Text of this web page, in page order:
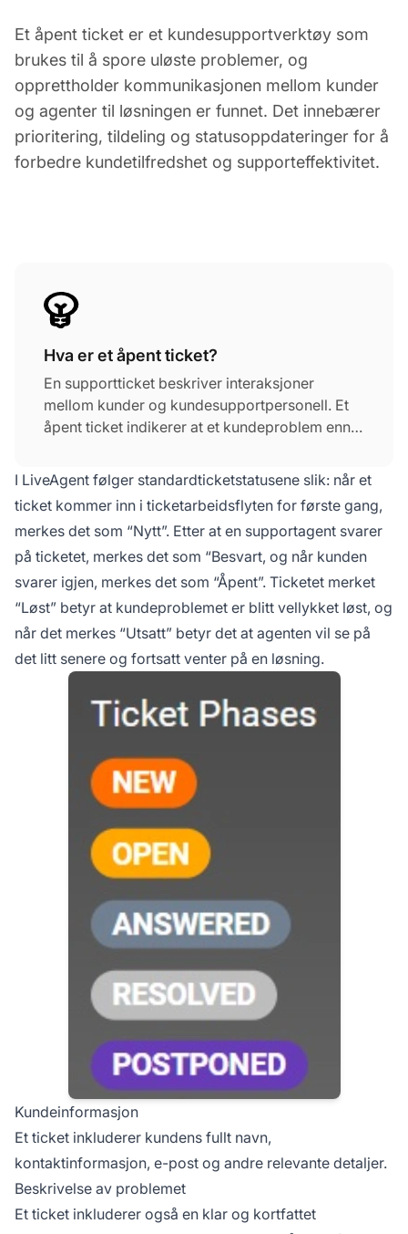
Et åpent ticket er et kundesupportverktøy som
brukes til å spore uløste problemer, og
opprettholder kommunikasjonen mellom kunder
og agenter til løsningen er funnet. Det innebærer
prioritering, tildeling og statusoppdateringer for å
forbedre kundetilfredshet og supporteffektivitet.
Hva er et åpent ticket?
En supportticket beskriver interaksjoner
mellom kunder og kundesupportpersonell. Et
åpent ticket indikerer at et kundeproblem ennå
informasjon om kundens problem og brukes til
å spore fremdriften i løsningen. Agenter
samhandler med kundene ved å svare på disse
ticketene. Når problemet er løst, lukkes ticketet
og kan merkes som løst.
I LiveAgent følger standardticketstatusene slik: når et
ticket kommer inn i ticketarbeidsflyten for første gang,
merkes det som “Nytt”. Etter at en supportagent svarer
på ticketet, merkes det som “Besvart, og når kunden
svarer igjen, merkes det som “Åpent”. Ticketet merket
“Løst” betyr at kundeproblemet er blitt vellykket løst, og
når det merkes “Utsatt” betyr det at agenten vil se på
det litt senere og fortsatt venter på en løsning.
Kundeinformasjon
Et ticket inkluderer kundens fullt navn,
kontaktinformasjon, e-post og andre relevante detaljer.
Beskrivelse av problemet
Et ticket inkluderer også en klar og kortfattet